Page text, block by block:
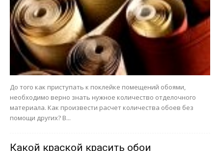
До того как приступать к поклейке помещений обоями,
необходимо верно знать нужное количество отделочного
материала. Как произвести расчет количества обоев без
помощи других? В...
Какой краской красить обои